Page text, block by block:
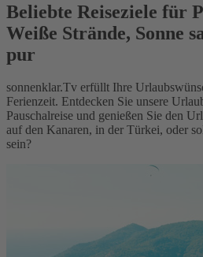
Beliebte Reiseziele für
Weiße Strände, Sonne
pur
sonnenklar.Tv erfüllt Ihre
Ferienzeit. Entdecken Sie unsere
Pauschalreise und genießen Sie den
auf den Kanaren, in der Türkei, oder
sein?